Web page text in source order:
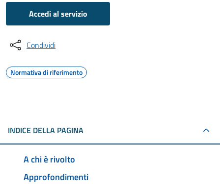
Accedi al servizio
Condividi
Normativa di riferimento
INDICE DELLA PAGINA
A chi è rivolto
Approfondimenti